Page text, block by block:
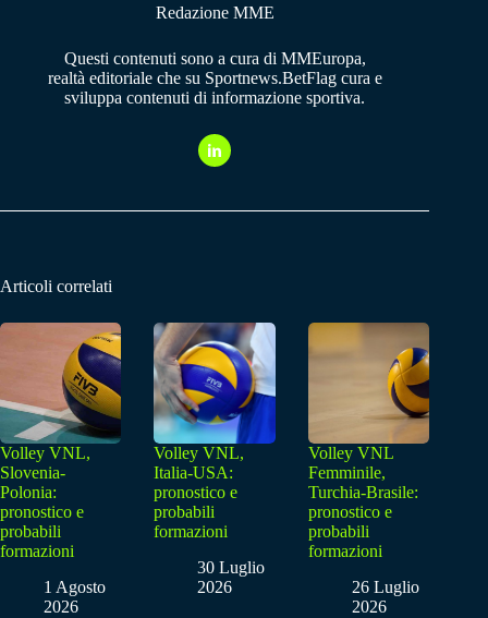
Redazione MME
Questi contenuti sono a cura di MMEuropa,
realtà editoriale che su Sportnews.BetFlag cura e
sviluppa contenuti di informazione sportiva.
Articoli correlati
Volley VNL,
Slovenia-
Polonia:
pronostico e
probabili
formazioni
1 Agosto
2026
Volley VNL,
Italia-USA:
pronostico e
probabili
formazioni
30 Luglio
2026
Volley VNL
Femminile,
Turchia-Brasile:
pronostico e
probabili
formazioni
26 Luglio
2026